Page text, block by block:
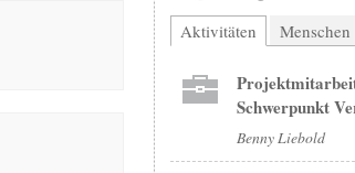
Aktivitäten (aktiver Reiter)
Menschen
Schwerpunkt
Benny Liebold